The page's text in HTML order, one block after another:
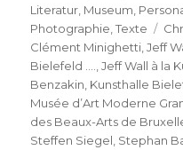
am
Literatur Museum
Photographie ,Texte
Clément Minighetti ,Jeff
Bielefeld ....
,Jeff Wall à la
Benzakin Kunsthalle
Musée d’Art Moderne
des Beaux-Arts de
Steffen Siegel Stephan